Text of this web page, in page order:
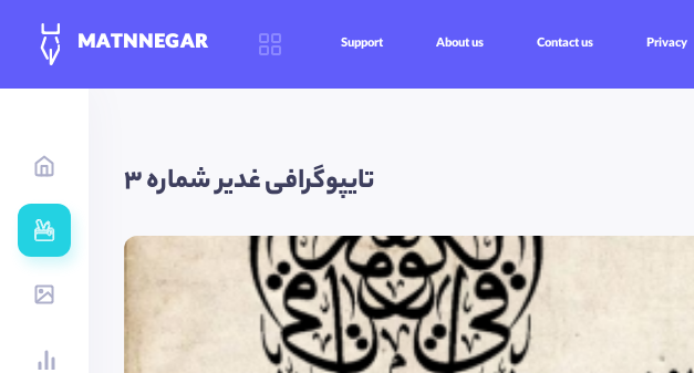
MATNNEGAR Support About us Contact us Privacy
تایپوگرافی غدیر شماره ۳